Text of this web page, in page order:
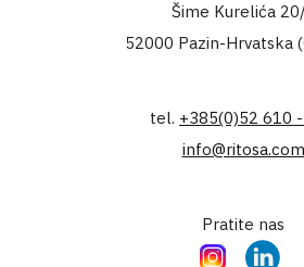
Šime Kurelića
52000 Pazin-Hrvatska
tel. +385(0)52 610
info@ritosa.com
Pratite nas
InstagramLinkedIn